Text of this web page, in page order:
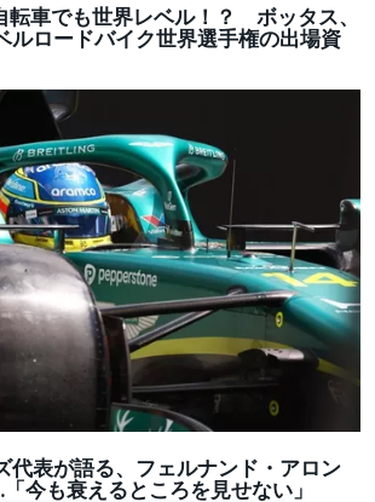
転車でも世界レベル！？ ボッタス、
ルロードバイク世界選手権の出場資
代表が語る、フェルナンド・アロン
今も衰えるところを見せない」